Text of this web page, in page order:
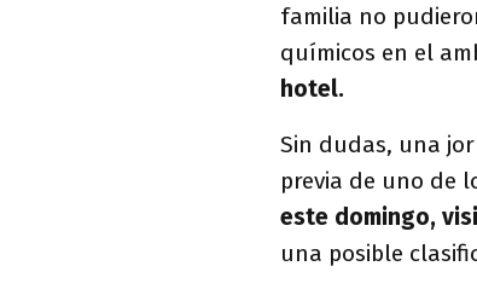
familia no
químicos en el
hotel.
Sin dudas, una
previa de uno de
este domingo,
una posible